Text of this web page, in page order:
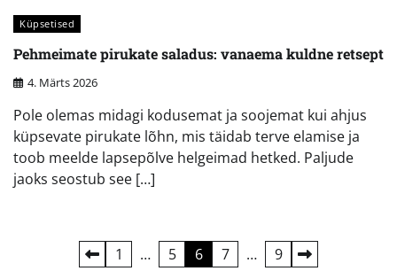
Küpsetised
Pehmeimate pirukate saladus: vanaema kuldne retsept
4. Märts 2026
Pole olemas midagi kodusemat ja soojemat kui ahjus
küpsevate pirukate lõhn, mis täidab terve elamise ja
toob meelde lapsepõlve helgeimad hetked. Paljude
jaoks seostub see […]
Postituste
1 … 5 6 7 … 9